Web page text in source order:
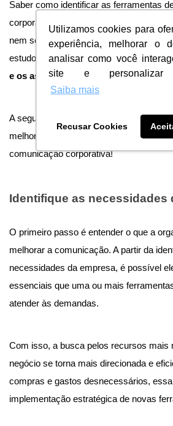
Utilizamos cookies para
experiência, melhorar o
analisar como você
site e personalizar
Saiba mais
Recusar Cookies
Saber como identificar as ferramentas
corporativa que podem trazer melhorias
nem sempre é simples. Para isso, é
estudo do contexto da empresa para
e os aspectos que precisam de
A seguir, confira algumas dicas que vão
melhores recursos para implementar no
comunicação corporativa!
Identifique as necessidades
O primeiro passo é entender o que a
melhorar a comunicação. A partir da
necessidades da empresa, é possível
essenciais que uma ou mais
atender às demandas.
Com isso, a busca pelos recursos mais
negócio se torna mais direcionada e
compras e gastos desnecessários,
implementação estratégica de novas